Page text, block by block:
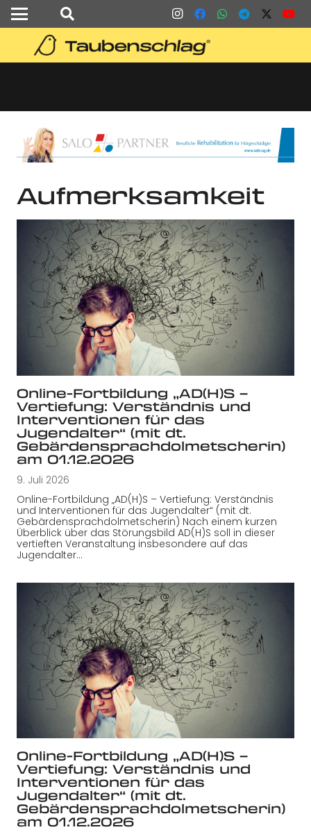
Aufmerksamkeit
Online-Fortbildung „AD(H)S –
Vertiefung: Verständnis und
Interventionen für das
Jugendalter“ (mit dt.
Gebärdensprachdolmetscherin)
am 01.12.2026
9. Juli 2026
Online-Fortbildung „AD(H)S – Vertiefung: Verständnis
und Interventionen für das Jugendalter“ (mit dt.
Gebärdensprachdolmetscherin) Nach einem kurzen
Überblick über das Störungsbild AD(H)S soll in dieser
vertieften Veranstaltung insbesondere auf das
Jugendalter…
Online-Fortbildung „AD(H)S –
Vertiefung: Verständnis und
Interventionen für das
Jugendalter“ (mit dt.
Gebärdensprachdolmetscherin)
am 01.12.2026